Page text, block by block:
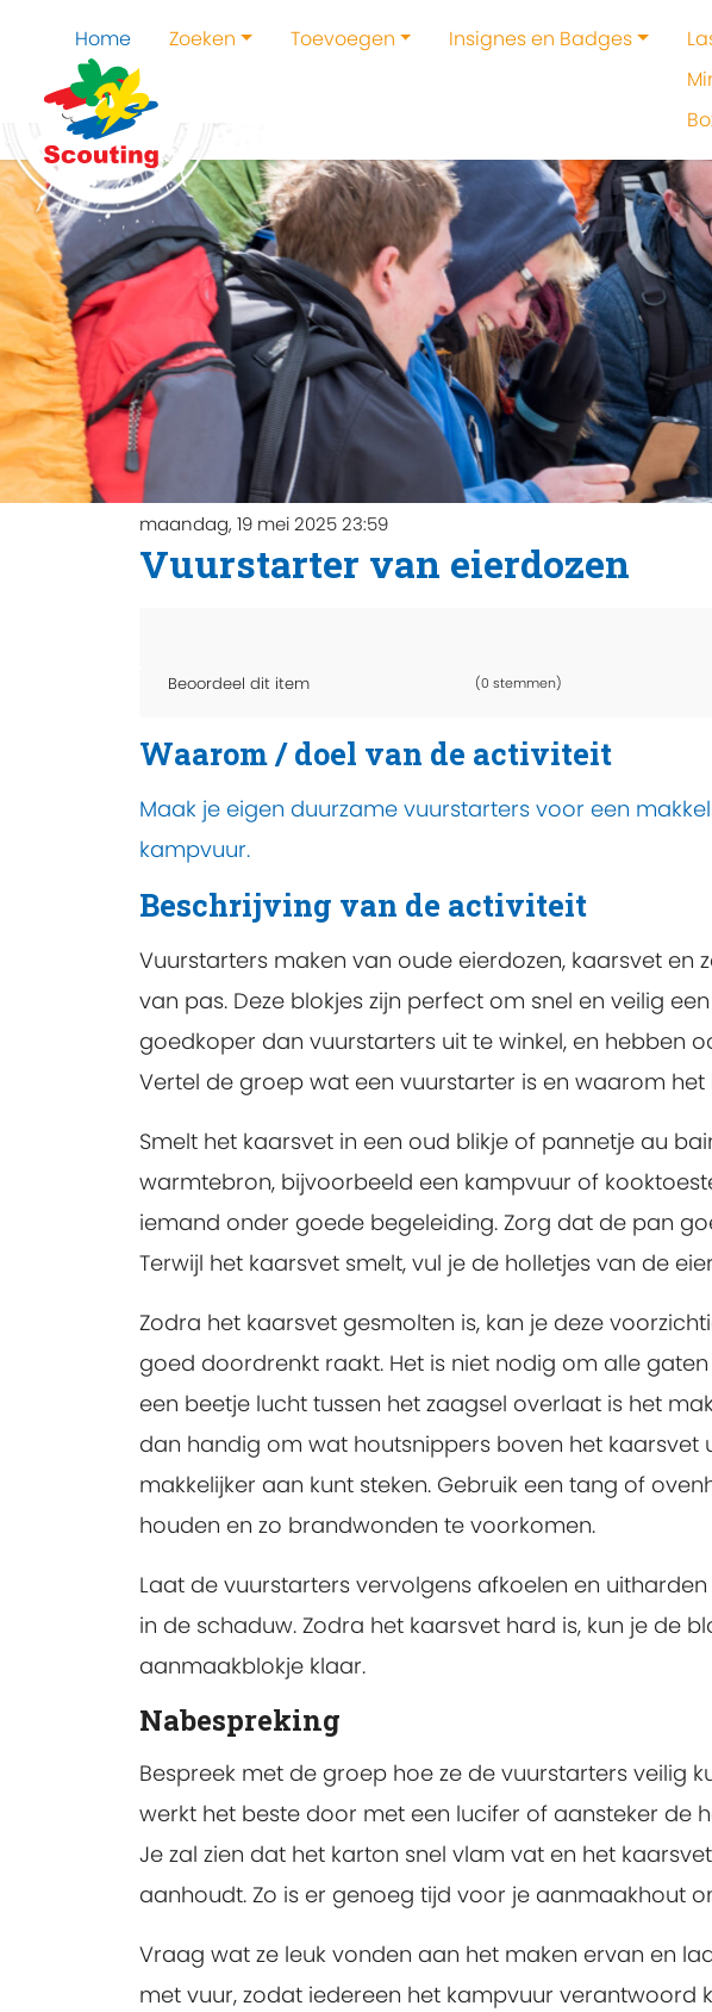
Home Zoeken Toevoegen Insignes en Badges
maandag, 19 mei 2025 23:59
Vuurstarter van eierdozen
Beoordeel dit item (0 stemmen)
Waarom / doel van de activiteit
Maak je eigen duurzame vuurstarters voor een
kampvuur.
Beschrijving van de activiteit
Vuurstarters maken van oude eierdozen, kaarsvet en
van pas. Deze blokjes zijn perfect om snel en veilig
goedkoper dan vuurstarters uit te winkel, en hebben
Vertel de groep wat een vuurstarter is en waarom
Smelt het kaarsvet in een oud blikje of pannetje au
warmtebron, bijvoorbeeld een kampvuur of
iemand onder goede begeleiding. Zorg dat de pan
Terwijl het kaarsvet smelt, vul je de holletjes van de
Zodra het kaarsvet gesmolten is, kan je deze
goed doordrenkt raakt. Het is niet nodig om alle
een beetje lucht tussen het zaagsel overlaat is het
dan handig om wat houtsnippers boven het kaarsvet
makkelijker aan kunt steken. Gebruik een tang of
houden en zo brandwonden te voorkomen.
Laat de vuurstarters vervolgens afkoelen en
in de schaduw. Zodra het kaarsvet hard is, kun je de
aanmaakblokje klaar.
Nabespreking
Bespreek met de groep hoe ze de vuurstarters veilig
werkt het beste door met een lucifer of aansteker de
Je zal zien dat het karton snel vlam vat en het
aanhoudt. Zo is er genoeg tijd voor je aanmaakhout
Vraag wat ze leuk vonden aan het maken ervan en
met vuur, zodat iedereen het kampvuur verantwoord